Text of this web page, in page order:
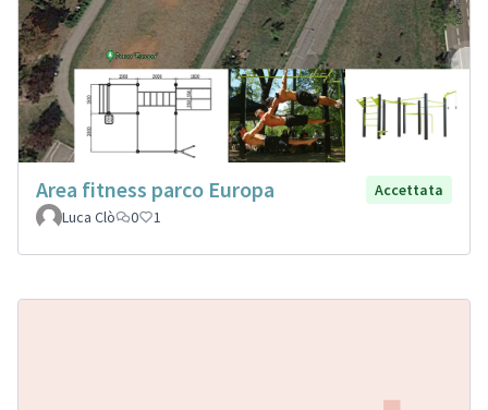
Area fitness parco Europa
Accettata
Luca Clò
0 1